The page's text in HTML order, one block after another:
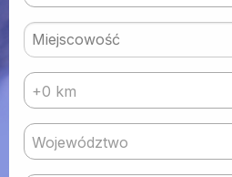
+0 km
Województwo